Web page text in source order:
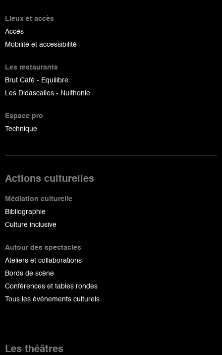
Lieux et accès
Accès
Mobilité et accessibilité
Les restaurants
Brut Café - Equilibre
Les Didascalies - Nuithonie
Espace pro
Technique
Actions culturelles
Médiation culturelle
Bibliographie
Culture inclusive
Autour des spectacles
Ateliers et collaborations
Bords de scène
Conférences et tables rondes
Tous les événements culturels
Les théâtres